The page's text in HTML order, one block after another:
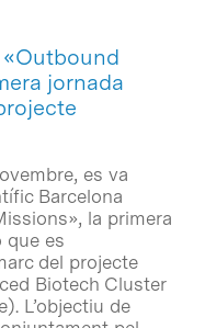
«Outbound
jornada
es va
Barcelona
la primera
que es
del projecte
Biotech Cluster
). L’objectiu de